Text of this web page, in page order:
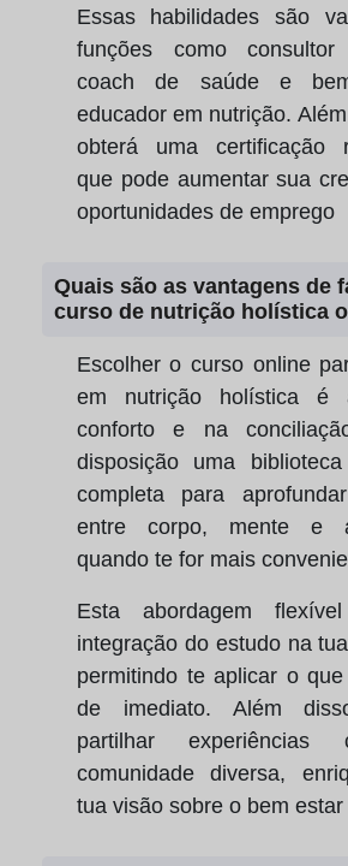
Essas habilidades são
funções como consultor
coach de saúde e
educador em nutrição.
obterá uma certificação
que pode aumentar sua
oportunidades de emprego
Quais são as vantagens de
curso de nutrição holística
Escolher o curso online
em nutrição holística é
conforto e na
disposição uma biblioteca
completa para
entre corpo, mente e
quando te for mais
Esta abordagem
integração do estudo na
permitindo te aplicar o
de imediato. Além
partilhar experiências
comunidade diversa,
tua visão sobre o bem estar